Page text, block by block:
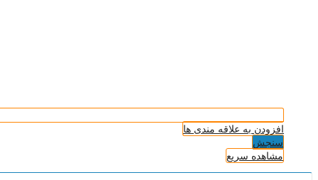
افزودن به علاقه مندی ها
سنجش
مشاهده سریع